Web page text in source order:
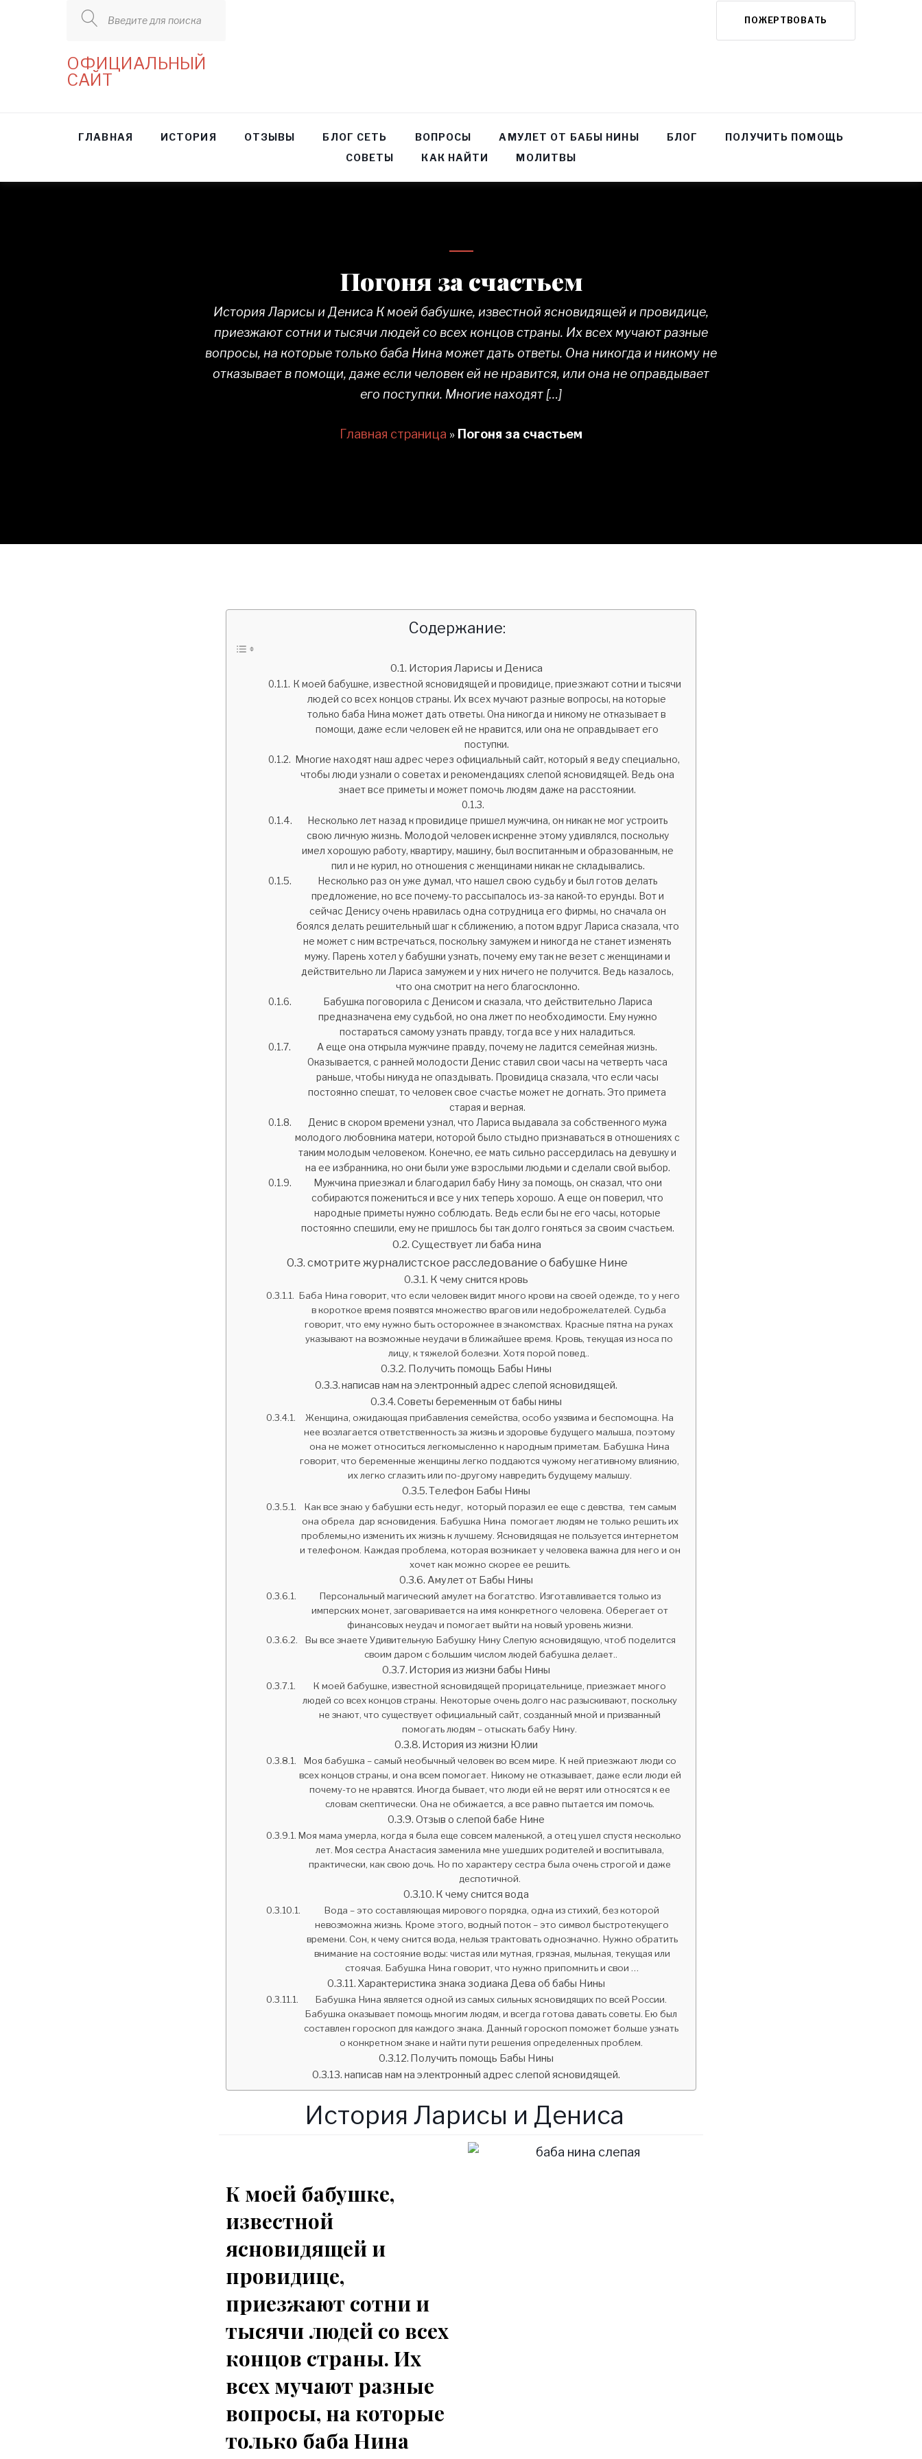
Введите для поиска ПОЖЕРТВОВАТЬ
ОФИЦИАЛЬНЫЙ
САЙТ
ГЛАВНАЯ ИСТОРИЯ ОТЗЫВЫ БЛОГ СЕТЬ ВОПРОСЫ АМУЛЕТ ОТ БАБЫ НИНЫ БЛОГ
ПОЛУЧИТЬ ПОМОЩЬ
СОВЕТЫ
КАК НАЙТИ МОЛИТВЫ
Погоня за счастьем
История Ларисы и Дениса К моей бабушке, известной ясновидящей и провидице,
приезжают сотни и тысячи людей со всех концов страны. Их всех мучают разные
вопросы, на которые только баба Нина может дать ответы. Она никогда и никому не
отказывает в помощи, даже если человек ей не нравится, или она не оправдывает
его поступки. Многие находят […]
Главная страница » Погоня за счастьем
Содержание:
История Ларисы и Дениса
К моей бабушке, известной ясновидящей и провидице, приезжают сотни и тысячи
людей со всех концов страны. Их всех мучают разные вопросы, на которые
только баба Нина может дать ответы. Она никогда и никому не отказывает в
помощи, даже если человек ей не нравится, или она не оправдывает его
поступки.
Многие находят наш адрес через официальный сайт, который я веду специально,
чтобы люди узнали о советах и рекомендациях слепой ясновидящей. Ведь она
знает все приметы и может помочь людям даже на расстоянии.
Несколько лет назад к провидице пришел мужчина, он никак не мог устроить
свою личную жизнь. Молодой человек искренне этому удивлялся, поскольку
имел хорошую работу, квартиру, машину, был воспитанным и образованным, не
пил и не курил, но отношения с женщинами никак не складывались.
Несколько раз он уже думал, что нашел свою судьбу и был готов делать
предложение, но все почему-то рассыпалось из-за какой-то ерунды. Вот и
сейчас Денису очень нравилась одна сотрудница его фирмы, но сначала он
боялся делать решительный шаг к сближению, а потом вдруг Лариса сказала, что
не может с ним встречаться, поскольку замужем и никогда не станет изменять
мужу. Парень хотел у бабушки узнать, почему ему так не везет с женщинами и
действительно ли Лариса замужем и у них ничего не получится. Ведь казалось,
что она смотрит на него благосклонно.
Бабушка поговорила с Денисом и сказала, что действительно Лариса
предназначена ему судьбой, но она лжет по необходимости. Ему нужно
постараться самому узнать правду, тогда все у них наладиться.
А еще она открыла мужчине правду, почему не ладится семейная жизнь.
Оказывается, с ранней молодости Денис ставил свои часы на четверть часа
раньше, чтобы никуда не опаздывать. Провидица сказала, что если часы
постоянно спешат, то человек свое счастье может не догнать. Это примета
старая и верная.
Денис в скором времени узнал, что Лариса выдавала за собственного мужа
молодого любовника матери, которой было стыдно признаваться в отношениях с
таким молодым человеком. Конечно, ее мать сильно рассердилась на девушку и
на ее избранника, но они были уже взрослыми людьми и сделали свой выбор.
Мужчина приезжал и благодарил бабу Нину за помощь, он сказал, что они
собираются пожениться и все у них теперь хорошо. А еще он поверил, что
народные приметы нужно соблюдать. Ведь если бы не его часы, которые
постоянно спешили, ему не пришлось бы так долго гоняться за своим счастьем.
Существует ли баба нина
смотрите журналистское расследование о бабушке Нине
К чему снится кровь
Баба Нина говорит, что если человек видит много крови на своей одежде, то у него
в короткое время появятся множество врагов или недоброжелателей. Судьба
говорит, что ему нужно быть осторожнее в знакомствах. Красные пятна на руках
указывают на возможные неудачи в ближайшее время. Кровь, текущая из носа по
лицу, к тяжелой болезни. Хотя порой повед..
Получить помощь Бабы Нины
написав нам на электронный адрес слепой ясновидящей.
Советы беременным от бабы нины
Женщина, ожидающая прибавления семейства, особо уязвима и беспомощна. На
нее возлагается ответственность за жизнь и здоровье будущего малыша, поэтому
она не может относиться легкомысленно к народным приметам. Бабушка Нина
говорит, что беременные женщины легко поддаются чужому негативному влиянию,
их легко сглазить или по-другому навредить будущему малышу.
Телефон Бабы Нины
Как все знаю у бабушки есть недуг, который поразил ее еще с девства, тем самым
она обрела дар ясновидения. Бабушка Нина помогает людям не только решить их
проблемы,но изменить их жизнь к лучшему. Ясновидящая не пользуется интернетом
и телефоном. Каждая проблема, которая возникает у человека важна для него и он
хочет как можно скорее ее решить.
Амулет от Бабы Нины
Персональный магический амулет на богатство. Изготавливается только из
имперских монет, заговаривается на имя конкретного человека. Оберегает от
финансовых неудач и помогает выйти на новый уровень жизни.
Вы все знаете Удивительную Бабушку Нину Слепую ясновидящую, чтоб поделится
своим даром с большим числом людей бабушка делает..
История из жизни бабы Нины
К моей бабушке, известной ясновидящей прорицательнице, приезжает много
людей со всех концов страны. Некоторые очень долго нас разыскивают, поскольку
не знают, что существует официальный сайт, созданный мной и призванный
помогать людям – отыскать бабу Нину.
История из жизни Юлии
Моя бабушка – самый необычный человек во всем мире. К ней приезжают люди со
всех концов страны, и она всем помогает. Никому не отказывает, даже если люди ей
почему-то не нравятся. Иногда бывает, что люди ей не верят или относятся к ее
словам скептически. Она не обижается, а все равно пытается им помочь.
Отзыв о слепой бабе Нине
Моя мама умерла, когда я была еще совсем маленькой, а отец ушел спустя несколько
лет. Моя сестра Анастасия заменила мне ушедших родителей и воспитывала,
практически, как свою дочь. Но по характеру сестра была очень строгой и даже
деспотичной.
К чему снится вода
Вода – это составляющая мирового порядка, одна из стихий, без которой
невозможна жизнь. Кроме этого, водный поток – это символ быстротекущего
времени. Сон, к чему снится вода, нельзя трактовать однозначно. Нужно обратить
внимание на состояние воды: чистая или мутная, грязная, мыльная, текущая или
стоячая. Бабушка Нина говорит, что нужно припомнить и свои …
Характеристика знака зодиака Дева об бабы Нины
Бабушка Нина является одной из самых сильных ясновидящих по всей России.
Бабушка оказывает помощь многим людям, и всегда готова давать советы. Ею был
составлен гороскоп для каждого знака. Данный гороскоп поможет больше узнать
о конкретном знаке и найти пути решения определенных проблем.
Получить помощь Бабы Нины
написав нам на электронный адрес слепой ясновидящей.
История Ларисы и Дениса
К моей бабушке,
известной
ясновидящей и
провидице,
приезжают сотни и
тысячи людей со всех
концов страны. Их
всех мучают разные
вопросы, на которые
только баба Нина